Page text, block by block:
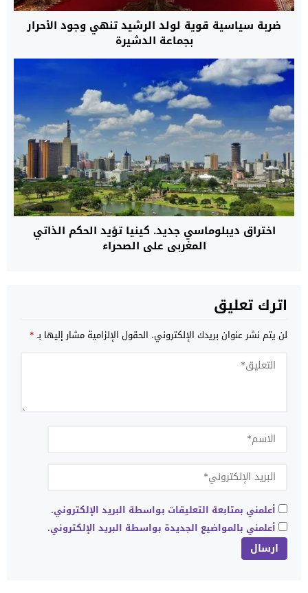
ضربة سياسية قوية لولد الرشيد تنهي وجود الأحرار
بجماعة الدشيرة
اختراق ديبلوماسي جديد. كينيا تؤيد الحكم الذاتي
المغربي على الصحراء
اترك تعليق
لن يتم نشر عنوان بريدك الإلكتروني. الحقول الإلزامية مشار إليها بـ*
أعلمني بمتابعة التعليقات بواسطة البريد الإلكتروني.
أعلمني بالمواضيع الجديدة بواسطة البريد الإلكتروني.